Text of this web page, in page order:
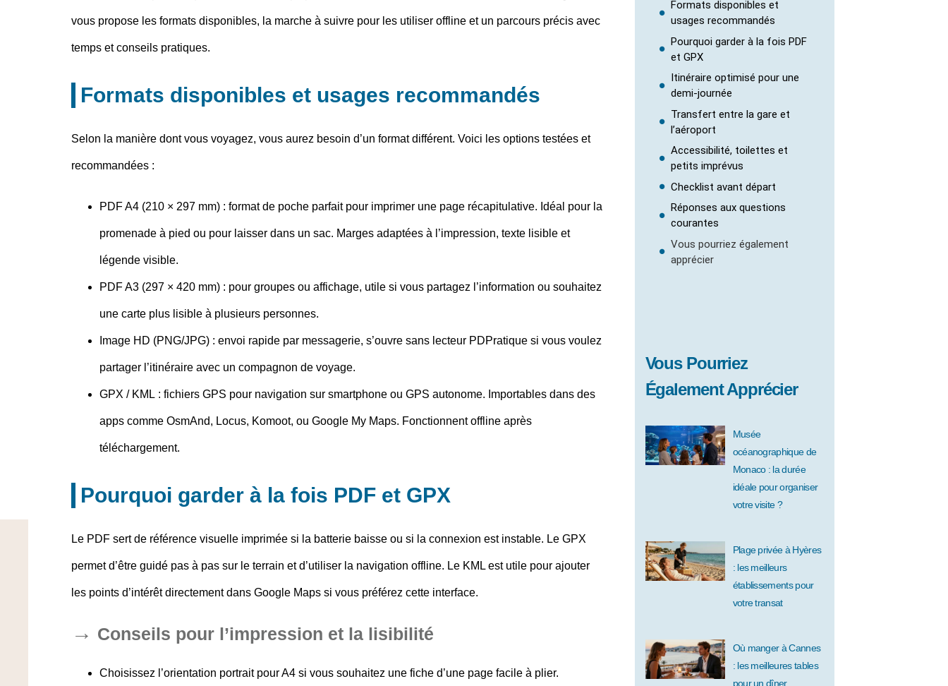
vous propose les formats disponibles, la marche à suivre pour les utiliser offline et un parcours précis avec
temps et conseils pratiques.
Formats disponibles et usages recommandés
Selon la manière dont vous voyagez, vous aurez besoin d’un format différent. Voici les options testées et
recommandées :
PDF A4 (210 × 297 mm): format de poche parfait pour imprimer une page récapitulative. Idéal pour la
promenade à pied ou pour laisser dans un sac. Marges adaptées à l’impression, texte lisible et
légende visible.
PDF A3 (297 × 420 mm): pour groupes ou affichage, utile si vous partagez l’information ou souhaitez
une carte plus lisible à plusieurs personnes.
Image HD (PNG/JPG): envoi rapide par messagerie, s’ouvre sans lecteur PDPratique si vous voulez
partager l’itinéraire avec un compagnon de voyage.
GPX / KML : fichiers GPS pour navigation sur smartphone ou GPS autonome. Importables dans des
apps comme OsmAnd, Locus, Komoot, ou Google My Maps. Fonctionnent offline après
téléchargement.
Pourquoi garder à la fois PDF et GPX
Le PDF sert de référence visuelle imprimée si la batterie baisse ou si la connexion est instable. Le GPX
permet d’être guidé pas à pas sur le terrain et d’utiliser la navigation offline. Le KML est utile pour ajouter
les points d’intérêt directement dans Google Maps si vous préférez cette interface.
Conseils pour l’impression et la lisibilité
Choisissez l’orientation portrait pour A4 si vous souhaitez une fiche d’une page facile à plier.
Formats disponibles et
usages recommandés
Pourquoi garder à la fois PDF
et GPX
Itinéraire optimisé pour une
demi‑journée
Transfert entre la gare et
l’aéroport
Accessibilité, toilettes et
petits imprévus
Checklist avant départ
Réponses aux questions
courantes
Vous pourriez également
apprécier
Vous Pourriez
Également Apprécier
Musée
océanographique de
Monaco : la durée
idéale pour organiser
votre visite ?
Plage privée à Hyères
: les meilleurs
établissements pour
votre transat
Où manger à Cannes
: les meilleures tables
pour un dîner